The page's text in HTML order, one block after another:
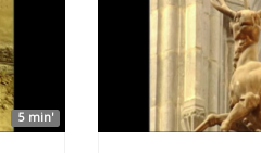
5 min'